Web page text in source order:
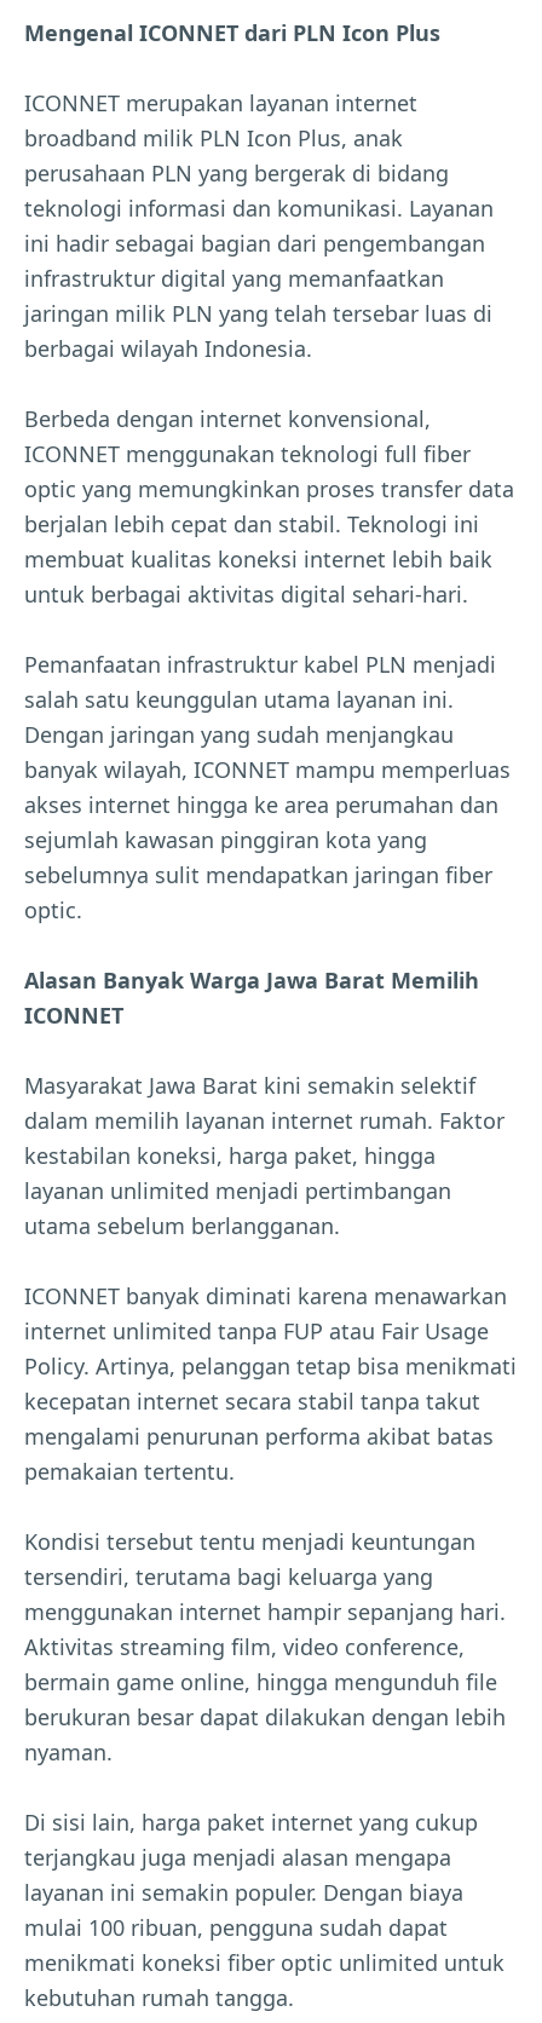
Mengenal ICONNET dari PLN Icon Plus
ICONNET merupakan layanan internet
broadband milik PLN Icon Plus, anak
perusahaan PLN yang bergerak di bidang
teknologi informasi dan komunikasi. Layanan
ini hadir sebagai bagian dari pengembangan
infrastruktur digital yang memanfaatkan
jaringan milik PLN yang telah tersebar luas di
berbagai wilayah Indonesia.
Berbeda dengan internet konvensional,
ICONNET menggunakan teknologi full fiber
optic yang memungkinkan proses transfer data
berjalan lebih cepat dan stabil. Teknologi ini
membuat kualitas koneksi internet lebih baik
untuk berbagai aktivitas digital sehari-hari.
Pemanfaatan infrastruktur kabel PLN menjadi
salah satu keunggulan utama layanan ini.
Dengan jaringan yang sudah menjangkau
banyak wilayah, ICONNET mampu memperluas
akses internet hingga ke area perumahan dan
sejumlah kawasan pinggiran kota yang
sebelumnya sulit mendapatkan jaringan fiber
optic.
Alasan Banyak Warga Jawa Barat Memilih
ICONNET
Masyarakat Jawa Barat kini semakin selektif
dalam memilih layanan internet rumah. Faktor
kestabilan koneksi, harga paket, hingga
layanan unlimited menjadi pertimbangan
utama sebelum berlangganan.
ICONNET banyak diminati karena menawarkan
internet unlimited tanpa FUP atau Fair Usage
Policy. Artinya, pelanggan tetap bisa menikmati
kecepatan internet secara stabil tanpa takut
mengalami penurunan performa akibat batas
pemakaian tertentu.
Kondisi tersebut tentu menjadi keuntungan
tersendiri, terutama bagi keluarga yang
menggunakan internet hampir sepanjang hari.
Aktivitas streaming film, video conference,
bermain game online, hingga mengunduh file
berukuran besar dapat dilakukan dengan lebih
nyaman.
Di sisi lain, harga paket internet yang cukup
terjangkau juga menjadi alasan mengapa
layanan ini semakin populer. Dengan biaya
mulai 100 ribuan, pengguna sudah dapat
menikmati koneksi fiber optic unlimited untuk
kebutuhan rumah tangga.